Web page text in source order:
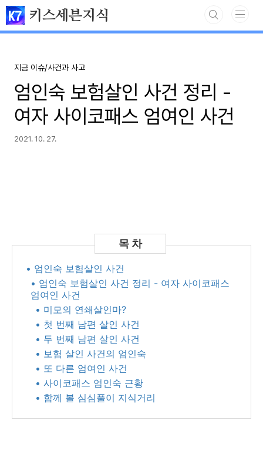
본문 바로가기
키스세븐지식
지금 이슈/사건과 사고
엄인숙 보험살인 사건 정리 -
여자 사이코패스 엄여인 사건
2021. 10. 27.
• 엄인숙 보험살인 사건
• 엄인숙 보험살인 사건 정리 - 여자 사이코패스
엄여인 사건
• 미모의 연쇄살인마?
• 첫 번째 남편 살인 사건
• 두 번째 남편 살인 사건
• 보험 살인 사건의 엄인숙
• 또 다른 엄여인 사건
• 사이코패스 엄인숙 근황
• 함께 볼 심심풀이 지식거리